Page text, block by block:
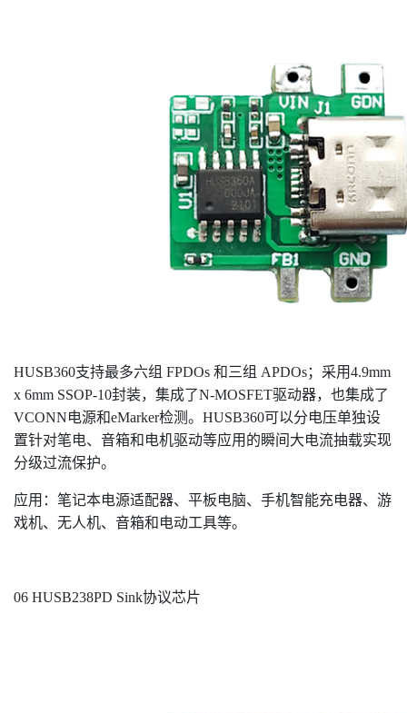
HUSB360支持最多六组 FPDOs 和三组 APDOs；采用4.9mm
x 6mm SSOP-10封装，集成了N-MOSFET驱动器，也集成了
VCONN电源和eMarker检测。HUSB360可以分电压单独设
置针对笔电、音箱和电机驱动等应用的瞬间大电流抽载实现
分级过流保护。
应用：笔记本电源适配器、平板电脑、手机智能充电器、游
戏机、无人机、音箱和电动工具等。
06 HUSB238PD Sink协议芯片